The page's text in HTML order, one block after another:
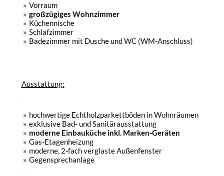
Vorraum
großzügiges Wohnzimmer
Küchennische
Schlafzimmer
Badezimmer mit Dusche und WC (WM-Anschluss)
Ausstattung:
hochwertige Echtholzparkettböden in Wohnräumen
exklusive Bad- und Sanitärausstattung
moderne Einbauküche inkl. Marken-Geräten
Gas-Etagenheizung
moderne, 2-fach verglaste Außenfenster
Gegensprechanlage